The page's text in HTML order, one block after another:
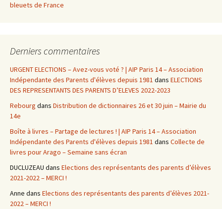
bleuets de France
Derniers commentaires
URGENT ELECTIONS – Avez-vous voté ? | AIP Paris 14 – Association
Indépendante des Parents d'élèves depuis 1981 dans ELECTIONS
DES REPRESENTANTS DES PARENTS D’ELEVES 2022-2023
Rebourg dans Distribution de dictionnaires 26 et 30 juin – Mairie du
14e
Boîte à livres – Partage de lectures ! | AIP Paris 14 – Association
Indépendante des Parents d'élèves depuis 1981 dans Collecte de
livres pour Arago – Semaine sans écran
DUCLUZEAU dans Elections des représentants des parents d’élèves
2021-2022 – MERCI !
Anne dans Elections des représentants des parents d’élèves 2021-
2022 – MERCI !